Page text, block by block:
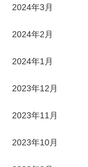
2024年3月
2024年2月
2024年1月
2023年12月
2023年11月
2023年10月